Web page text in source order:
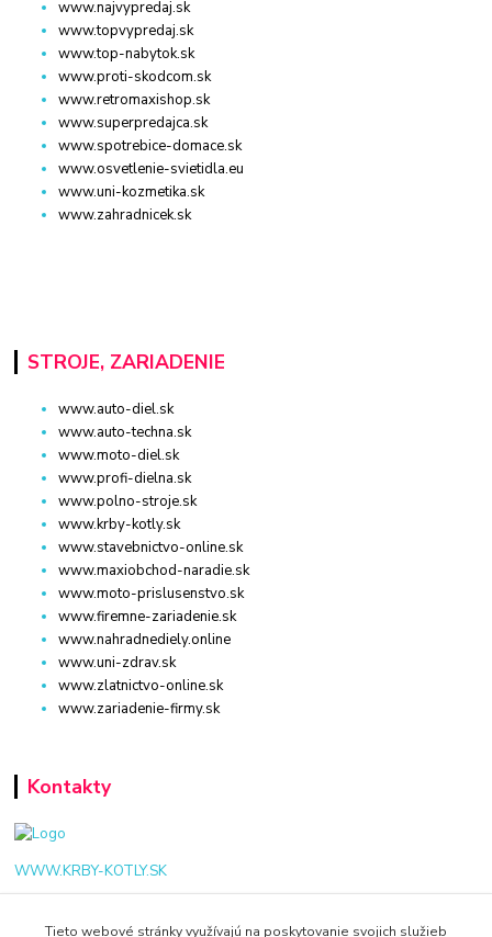
www.najvypredaj.sk
www.topvypredaj.sk
www.top-nabytok.sk
www.proti-skodcom.sk
www.retromaxishop.sk
www.superpredajca.sk
www.spotrebice-domace.sk
www.osvetlenie-svietidla.eu
www.uni-kozmetika.sk
www.zahradnicek.sk
STROJE, ZARIADENIE
www.auto-diel.sk
www.auto-techna.sk
www.moto-diel.sk
www.profi-dielna.sk
www.polno-stroje.sk
www.krby-kotly.sk
www.stavebnictvo-online.sk
www.maxiobchod-naradie.sk
www.moto-prislusenstvo.sk
www.firemne-zariadenie.sk
www.nahradnediely.online
www.uni-zdrav.sk
www.zlatnictvo-online.sk
www.zariadenie-firmy.sk
Kontakty
WWW.KRBY-KOTLY.SK
Tieto webové stránky využívajú na poskytovanie svojich služieb